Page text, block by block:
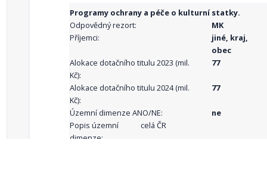
Programy ochrany a péče o kulturní statky.
Odpovědný rezort:
MK
Příjemci:
jiné, kraj,
obec
Alokace dotačního titulu 2023 (mil.
Kč):
77
Alokace dotačního titulu 2024 (mil.
Kč):
77
Územní dimenze ANO/NE:
ne
Popis územní
dimenze:
celá ČR